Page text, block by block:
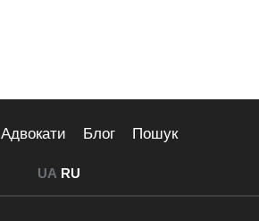
Адвокати Блог Пошук
UA RU